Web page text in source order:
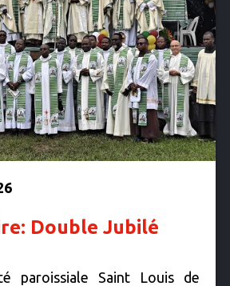
Double Jubilé
paroissiale Saint Louis de